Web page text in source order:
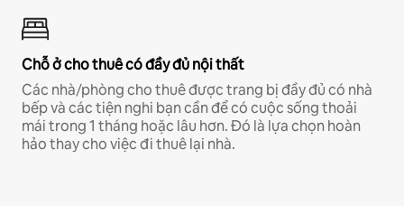
Chỗ ở cho thuê có đầy đủ nội thất
Các nhà/phòng cho thuê được trang bị đầy đủ có nhà
bếp và các tiện nghi bạn cần để có cuộc sống thoải
mái trong 1 tháng hoặc lâu hơn. Đó là lựa chọn hoàn
hảo thay cho việc đi thuê lại nhà.